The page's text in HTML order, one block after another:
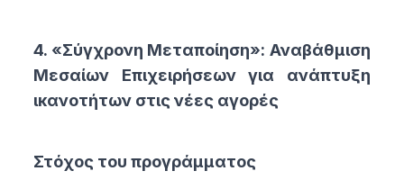
4. «Σύγχρονη Μεταποίηση»: Αναβάθμιση
Μεσαίων Επιχειρήσεων για ανάπτυξη
ικανοτήτων στις νέες αγορές
Στόχος του προγράμματος